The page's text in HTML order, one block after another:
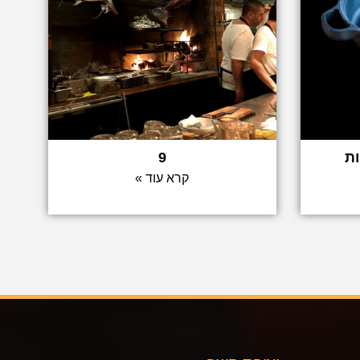
9
קרא עוד »